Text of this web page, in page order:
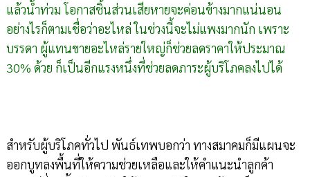
แล้วน้ำท่วม โอกาสชิ้นส่วนเสียหายจะค่อนข้างมากแน่นอน
อย่างไรก็ตามเชื่อว่าอะไหล่ ในช่วงนี้จะไม่แพงมากนัก เพราะ
บรรดา ผู้แทนขายอะไหล่รายใหญ่ก็ช่วยลดราคาให้ประมาณ
30% ด้วย ก็เป็นอีกแรงหนึ่งที่ช่วยลดภาระผู้บริโภคลงไปได้
สำหรับผู้บริโภคทั่วไป พันธ์เทพบอกว่า ทางสมาคมก็มีแผนจะ
ออกบูทลงพื้นที่ให้ความช่วยเหลือและให้คำแนะนำลูกค้า